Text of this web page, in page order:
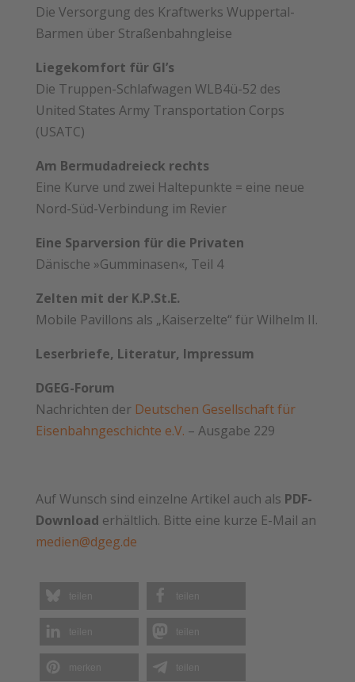
Die Versorgung des Kraftwerks Wuppertal-
Barmen über ­Straßenbahngleise
Liegekomfort für GI’s
Die Truppen-Schlafwagen WLB4ü-52 des
United States Army Transportation Corps
(USATC)
Am Bermudadreieck rechts
Eine Kurve und zwei Haltepunkte = eine neue
Nord-Süd-­Verbindung im Revier
Eine Sparversion für die Privaten
Dänische »Gumminasen«, Teil 4
Zelten mit der K.P.St.E.
Mobile Pavillons als „Kaiserzelte“ für Wilhelm II.
Leserbriefe, Literatur, Impressum
DGEG-Forum
Nachrichten der Deutschen Gesellschaft für
Eisenbahngeschichte e.V. – Ausgabe 229
Auf Wunsch sind einzelne Artikel auch als PDF-
Download erhältlich. Bitte eine kurze E-Mail an
medien@dgeg.de